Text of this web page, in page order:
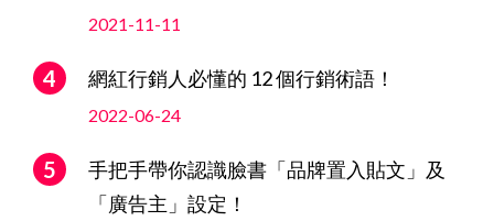
2021-11-11
網紅行銷人必懂的 12 個行銷術語！
2022-06-24
手把手帶你認識臉書「品牌置入貼文」及
「廣告主」設定！